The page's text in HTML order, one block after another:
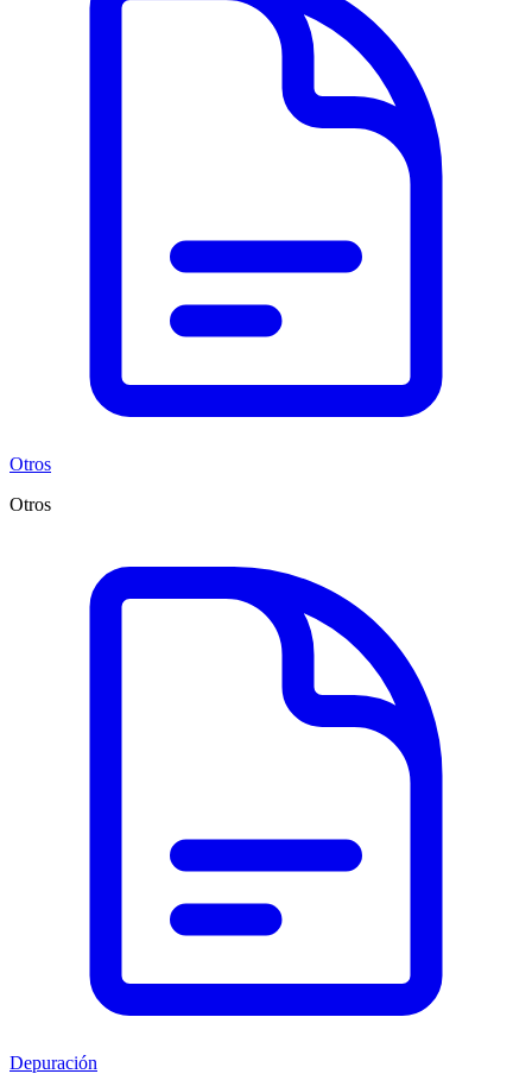
Otros
Otros
Depuración